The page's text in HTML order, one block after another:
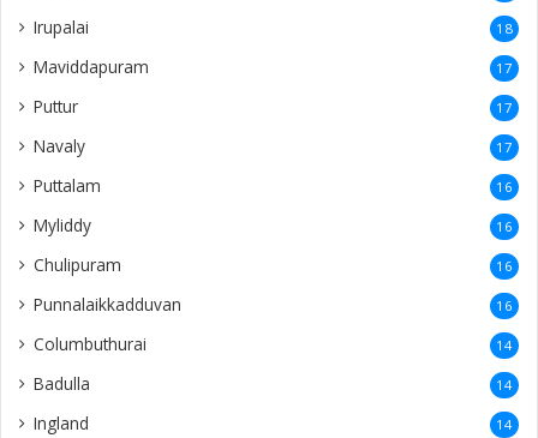
Irupalai 18
Maviddapuram 17
Puttur 17
Navaly 17
Puttalam 16
Myliddy 16
Chulipuram 16
Punnalaikkadduvan 16
Columbuthurai 14
Badulla 14
Ingland 14